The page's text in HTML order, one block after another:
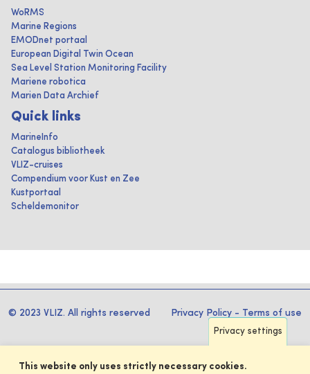
WoRMS
Marine Regions
EMODnet portaal
European Digital Twin Ocean
Sea Level Station Monitoring Facility
Mariene robotica
Marien Data Archief
Quick links
MarineInfo
Catalogus bibliotheek
VLIZ-cruises
Compendium voor Kust en Zee
Kustportaal
Scheldemonitor
© 2023 VLIZ. All rights reserved Privacy Policy - Terms of use
Privacy settings
This website only uses strictly necessary cookies.